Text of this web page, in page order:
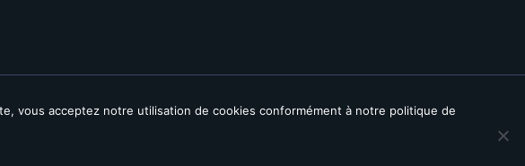
de logiciels CFAO
vous acceptez notre utilisation de cookies conformément à notre politique de